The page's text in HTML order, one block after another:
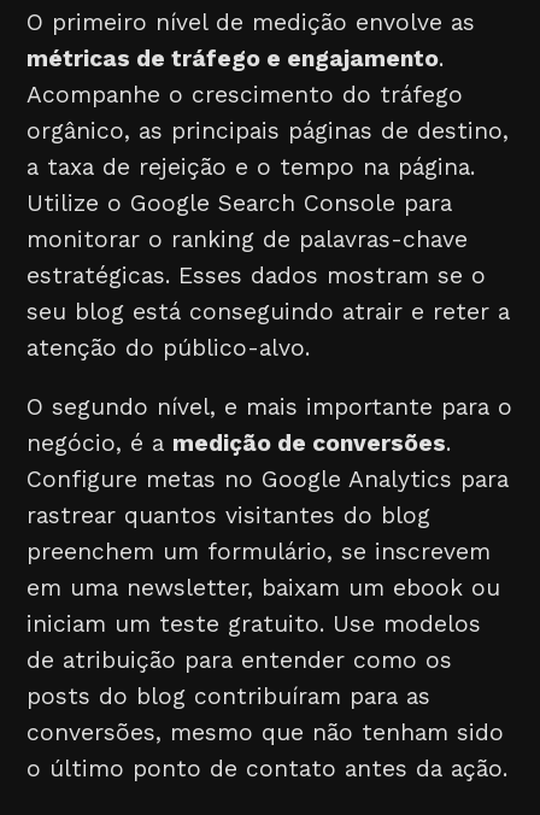
O primeiro nível de medição envolve as
métricas de tráfego e engajamento.
Acompanhe o crescimento do tráfego
orgânico, as principais páginas de destino,
a taxa de rejeição e o tempo na página.
Utilize o Google Search Console para
monitorar o ranking de palavras-chave
estratégicas. Esses dados mostram se o
seu blog está conseguindo atrair e reter a
atenção do público-alvo.
O segundo nível, e mais importante para o
negócio, é a medição de conversões.
Configure metas no Google Analytics para
rastrear quantos visitantes do blog
preenchem um formulário, se inscrevem
em uma newsletter, baixam um ebook ou
iniciam um teste gratuito. Use modelos
de atribuição para entender como os
posts do blog contribuíram para as
conversões, mesmo que não tenham sido
o último ponto de contato antes da ação.